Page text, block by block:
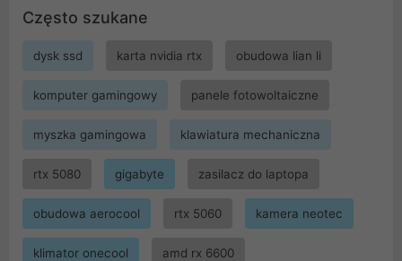
Często szukane
dysk ssd karta nvidia rtx obudowa lian li
komputer gamingowy panele fotowoltaiczne
myszka gamingowa klawiatura mechaniczna
rtx 5080 gigabyte zasilacz do laptopa
obudowa aerocool rtx 5060 kamera neotec
klimator onecool amd rx 6600